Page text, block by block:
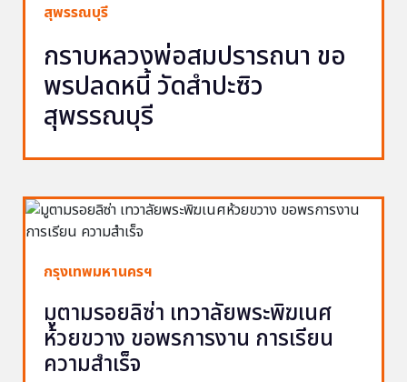
สุพรรณบุรี
กราบหลวงพ่อสมปรารถนา ขอ
พรปลดหนี้ วัดสำปะซิว
สุพรรณบุรี
กรุงเทพมหานครฯ
มูตามรอยลิซ่า เทวาลัยพระพิฆเนศ
ห้วยขวาง ขอพรการงาน การเรียน
ความสำเร็จ